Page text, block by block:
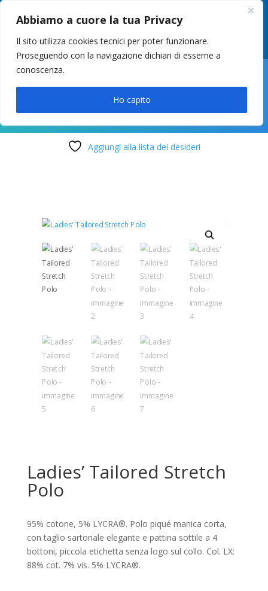
Abbiamo a cuore la tua Privacy
Il sito utilizza cookies tecnici per poter funzionare.
Proseguendo con la navigazione dichiari di esserne a
conoscenza.
Ho capito
049 8627946 –info@cstosetto.it
LUN-VEN 9-12 / 14:30-17
Aggiungi alla lista dei desideri
Ladies’ Tailored Stretch
Polo
95% cotone, 5% LYCRA®. Polo piqué manica corta,
con taglio sartoriale elegante e pattina sottile a 4
bottoni, piccola etichetta senza logo sul collo. Col. LX:
88% cot. 7% vis. 5% LYCRA®.